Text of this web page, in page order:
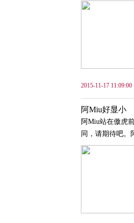
2015-11-17 11:09:00
阿Miu好显小
阿Miu站在傲虎
同，请期待吧。